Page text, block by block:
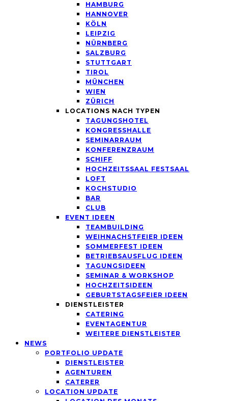
HAMBURG
HANNOVER
KÖLN
LEIPZIG
NÜRNBERG
SALZBURG
STUTTGART
TIROL
MÜNCHEN
WIEN
ZÜRICH
LOCATIONS NACH TYPEN
TAGUNGSHOTEL
KONGRESSHALLE
SEMINARRAUM
KONFERENZRAUM
SCHIFF
HOCHZEITSSAAL FESTSAAL
LOFT
KOCHSTUDIO
BAR
CLUB
EVENT IDEEN
TEAMBUILDING
WEIHNACHSTFEIER IDEEN
SOMMERFEST IDEEN
BETRIEBSAUSFLUG IDEEN
TAGUNGSIDEEN
SEMINAR & WORKSHOP
HOCHZEITSIDEEN
GEBURTSTAGSFEIER IDEEN
DIENSTLEISTER
CATERING
EVENTAGENTUR
WEITERE DIENSTLEISTER
NEWS
PORTFOLIO UPDATE
DIENSTLEISTER
AGENTUREN
CATERER
LOCATION UPDATE